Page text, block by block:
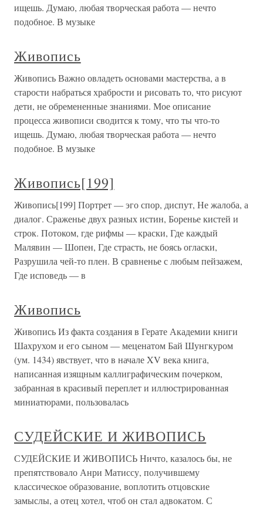
ищешь. Думаю, любая творческая работа — нечто
подобное. В музыке
Живопись
Живопись Важно овладеть основами мастерства, а в
старости набраться храбрости и рисовать то, что рисуют
дети, не обремененные знаниями. Мое описание
процесса живописи сводится к тому, что ты что-то
ищешь. Думаю, любая творческая работа — нечто
подобное. В музыке
Живопись[199]
Живопись[199] Портрет — эго спор, диспут, Не жалоба, а
диалог. Сраженье двух разных истин, Боренье кистей и
строк. Потоком, где рифмы — краски, Где каждый
Малявин — Шопен, Где страсть, не боясь огласки,
Разрушила чей-то плен. В сравненье с любым пейзажем,
Где исповедь — в
Живопись
Живопись Из факта создания в Герате Академии книги
Шахрухом и его сыном — меценатом Бай Шунгкуром
(ум. 1434) явствует, что в начале XV века книга,
написанная изящным каллиграфическим почерком,
забранная в красивый переплет и иллюстрированная
миниатюрами, пользовалась
СУДЕЙСКИЕ И ЖИВОПИСЬ
СУДЕЙСКИЕ И ЖИВОПИСЬ Ничто, казалось бы, не
препятствовало Анри Матиссу, получившему
классическое образование, воплотить отцовские
замыслы, а отец хотел, чтоб он стал адвокатом. С